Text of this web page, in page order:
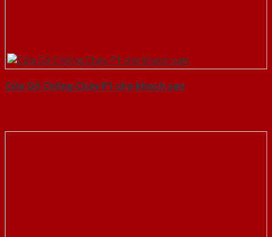
Cửa Gỗ Chống Cháy P1 cho khach san